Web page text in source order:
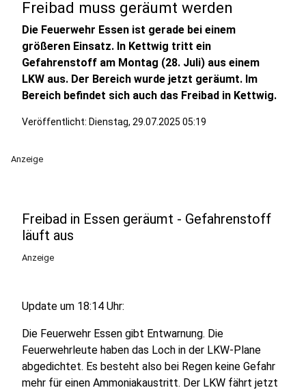
Freibad muss geräumt werden
Die Feuerwehr Essen ist gerade bei einem
größeren Einsatz. In Kettwig tritt ein
Gefahrenstoff am Montag (28. Juli) aus einem
LKW aus. Der Bereich wurde jetzt geräumt. Im
Bereich befindet sich auch das Freibad in Kettwig.
Veröffentlicht: Dienstag, 29.07.2025 05:19
Anzeige
Freibad in Essen geräumt - Gefahrenstoff
läuft aus
Anzeige
Update um 18:14 Uhr:
Die Feuerwehr Essen gibt Entwarnung. Die
Feuerwehrleute haben das Loch in der LKW-Plane
abgedichtet. Es besteht also bei Regen keine Gefahr
mehr für einen Ammoniakaustritt. Der LKW fährt jetzt